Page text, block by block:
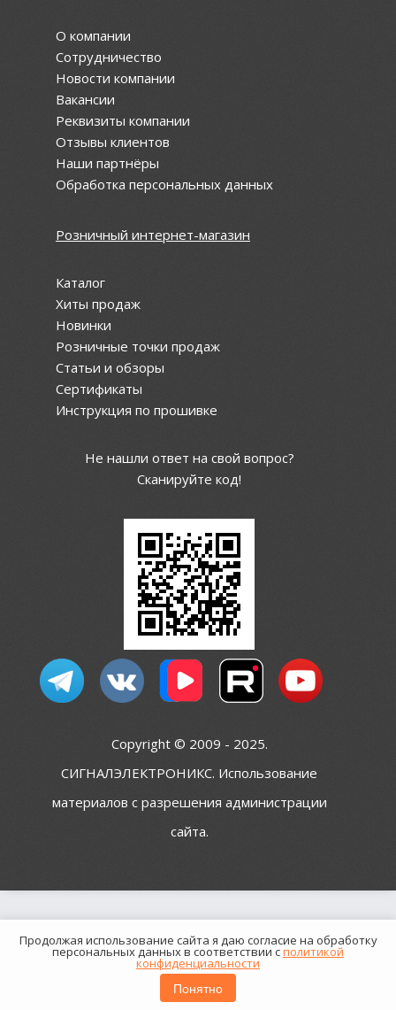
Продолжая использование сайта я даю согласие на обработку
персональных данных в соответствии сполитикой
конфиденциальности
Понятно
О компании
Сотрудничество
Новости компании
Вакансии
Реквизиты компании
Отзывы клиентов
Наши партнёры
Обработка персональных данных
Розничный интернет-магазин
Каталог
Хиты продаж
Новинки
Розничные точки продаж
Статьи и обзоры
Сертификаты
Инструкция по прошивке
Не нашли ответ на свой вопрос?
Сканируйте код!
Copyright © 2009 - 2025.
СИГНАЛЭЛЕКТРОНИКС. Использование
материалов с разрешения администрации
сайта.